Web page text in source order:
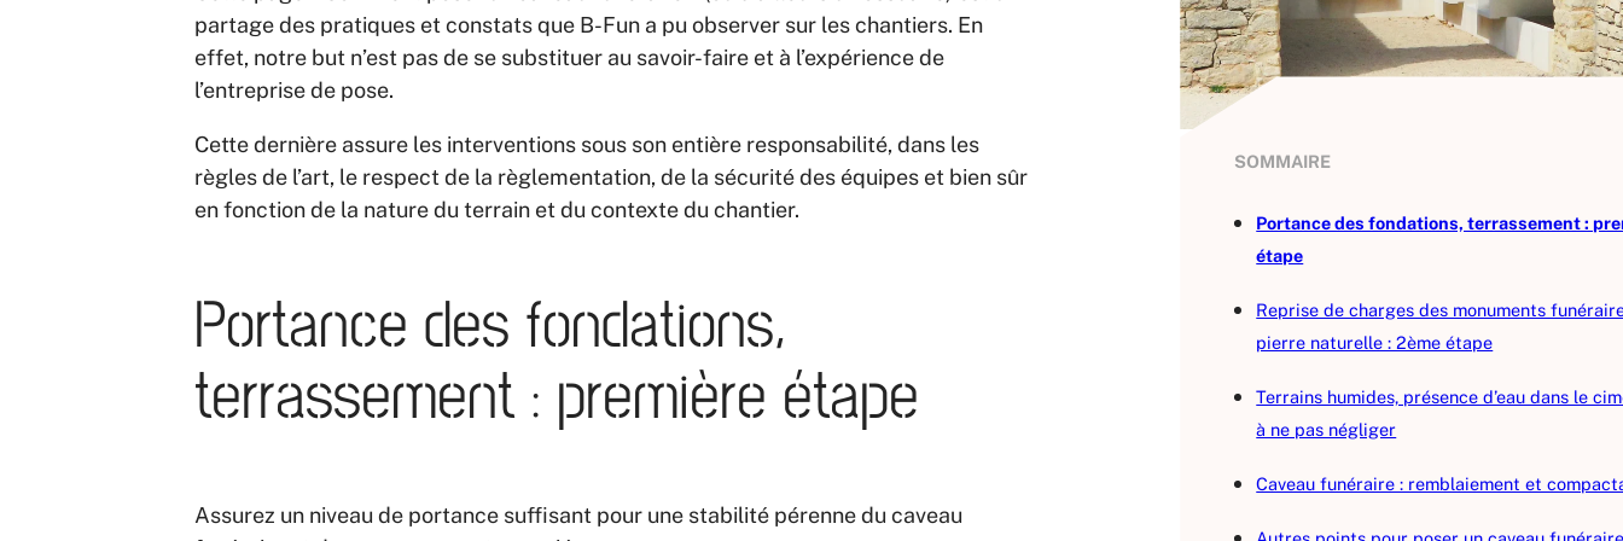
partage des pratiques et constats que B-Fun a pu observer sur les chantiers. En
effet, notre but n’est pas de se substituer au savoir-faire et à l’expérience de
l’entreprise de pose.
Cette dernière assure les interventions sous son entière responsabilité, dans les
règles de l’art, le respect de la règlementation, de la sécurité des équipes et bien sûr
en fonction de la nature du terrain et du contexte du chantier.
Portance des fondations,
terrassement : première étape
Assurez un niveau de portance suffisant pour une stabilité pérenne du caveau
SOMMAIRE
Portance des fondations, terrassement :
étape
Reprise de charges des monuments
pierre naturelle : 2ème étape
Terrains humides, présence d’eau dans le
à ne pas négliger
Caveau funéraire : remblaiement et